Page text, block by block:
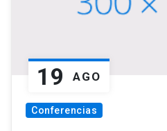
19 AGO
Conferencias